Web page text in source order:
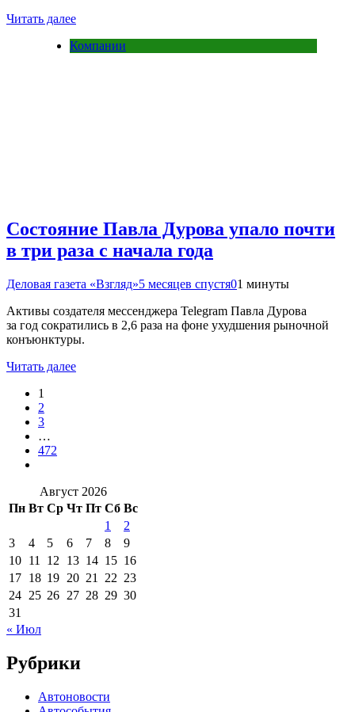
Читать далее
Компании
Состояние Павла Дурова упало почти
в три раза с начала года
Деловая газета «Взгляд»5 месяцев спустя01 минуты
Активы создателя мессенджера Telegram Павла Дурова
за год сократились в 2,6 раза на фоне ухудшения рыночной
конъюнктуры.
Читать далее
1
2
3
…
472
Август 2026
Пн Вт Ср Чт Пт Сб Вс
1
2
3
4 5 6 7 8
9
10 11 12 13 14 15 16
17 18 19 20 21 22 23
24 25 26 27 28 29 30
31
« Июл
Рубрики
Автоновости